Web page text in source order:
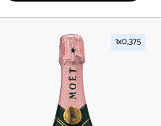
1x0,375